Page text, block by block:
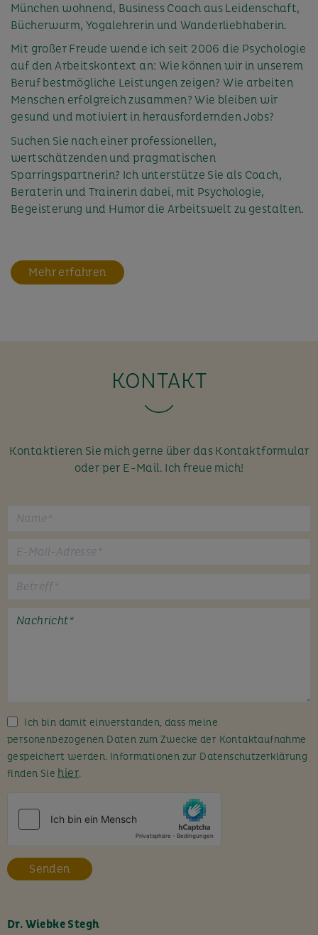
München wohnend, Business Coach aus Leidenschaft,
Bücherwurm, Yogalehrerin und Wanderliebhaberin.
Mit großer Freude wende ich seit 2006 die Psychologie
auf den Arbeitskontext an: Wie können wir in unserem
Beruf bestmögliche Leistungen zeigen? Wie arbeiten
Menschen erfolgreich zusammen? Wie bleiben wir
gesund und motiviert in herausfordernden Jobs?
Suchen Sie nach einer professionellen,
wertschätzenden und pragmatischen
Sparringspartnerin? Ich unterstütze Sie als Coach,
Beraterin und Trainerin dabei, mit Psychologie,
Begeisterung und Humor die Arbeitswelt zu gestalten.
Mehr erfahren
KONTAKT
Kontaktieren Sie mich gerne über das Kontaktformular
oder per E-Mail. Ich freue mich!
e
d
i
e
e
l
e
Ich bin damit einverstanden, dass meine
personenbezogenen Daten zum Zwecke der Kontaktaufnahme
gespeichert werden. Informationen zur Datenschutzerklärung
finden Sie hier.
Dr. Wiebke Stegh